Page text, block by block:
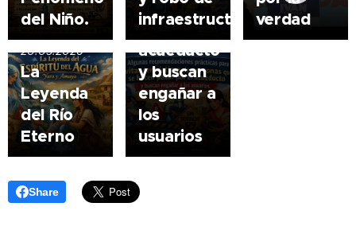
del Niño.
infraestructuraverdad
20.05.2026
La
Leyenda
del Río
Eterno
pasar por
el
acueducto
y buscan
engañar a
los
usuarios
Share